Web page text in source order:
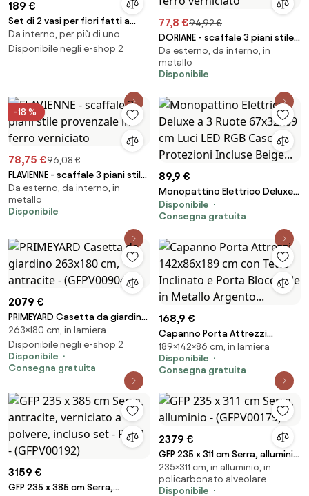
189 €
Set di 2 vasi per fiori fatti a
mano Oasis
Da interno, per più di uno
Disponibile negli e-shop 2
77,8 €94,92 €
DORIANE - scaffale 3 piani stile
provenzale in ferro verniciato
Da esterno, da interno, in
metallo
Disponibile
-18 %
78,75 €96,08 €
FLAVIENNE - scaffale 3 piani stile
provenzale in ferro verniciato
Da esterno, da interno, in
metallo
Disponibile
89,9 €
Monopattino Elettrico Deluxe a
3 Ruote 67x32x69 cm Luci LED
RGB Casco e Protezioni Incluse
Disponibile
Consegna gratuita
2079 €
PRIMEYARD Casetta da giardino
263x180 cm, antracite -
(GFPV00904)
263×180 cm, in lamiera
Disponibile negli e-shop 2
Disponibile
Consegna gratuita
168,9 €
Capanno Porta Attrezzi
142x86x189 cm con Tetto
Inclinato e Porta Bloccabile in
Metallo Argento...
189×142×86 cm, in lamiera
Disponibile
Consegna gratuita
3159 €
GFP 235 x 385 cm Serra,
2379 €
GFP 235 x 311 cm Serra, alluminio
- (GFPV00179)
235×311 cm, in alluminio, in
policarbonato alveolare
Disponibile